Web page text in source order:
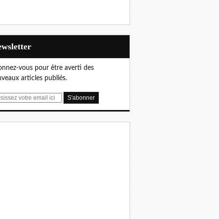
vous pour être averti des
articles publiés.